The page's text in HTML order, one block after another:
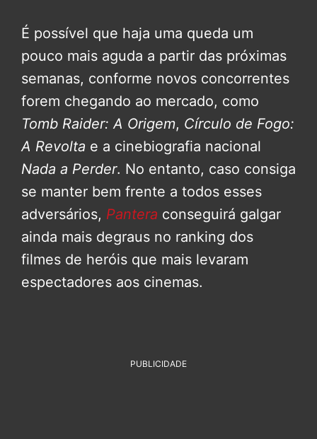
É possível que haja uma queda um
pouco mais aguda a partir das próximas
semanas, conforme novos concorrentes
forem chegando ao mercado, como
Tomb Raider: A Origem, Círculo de Fogo:
A Revolta e a cinebiografia nacional
Nada a Perder. No entanto, caso consiga
se manter bem frente a todos esses
adversários, Pantera conseguirá galgar
ainda mais degraus no ranking dos
filmes de heróis que mais levaram
espectadores aos cinemas.
PUBLICIDADE